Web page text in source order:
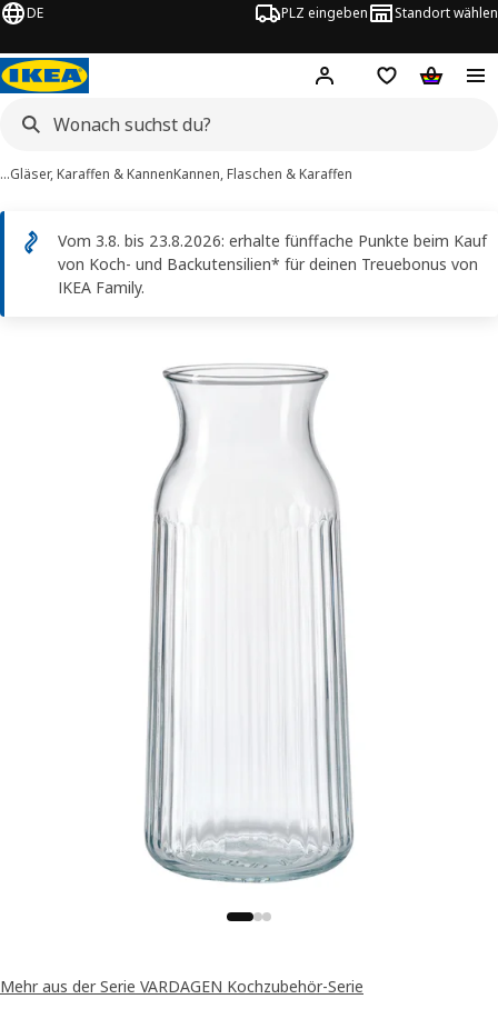
DE PLZ eingeben Standort wählen
Hej! Logge dich ein
Einkaufsliste
…Gläser, Karaffen & KannenKannen, Flaschen & Karaffen
Vom 3.8. bis 23.8.2026: erhalte fünffache Punkte beim Kauf
von Koch- und Backutensilien* für deinen Treuebonus von
IKEA Family.
Mehr aus der Serie VARDAGEN Kochzubehör-Serie